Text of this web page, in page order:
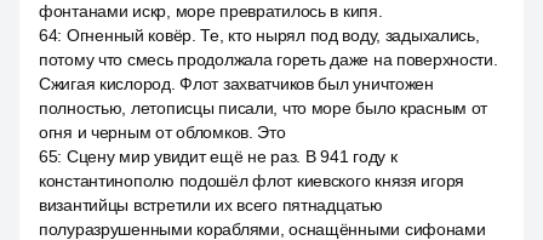
фонтанами искр, море превратилось в кипя.
64: Огненный ковёр. Те, кто нырял под воду, задыхались,
потому что смесь продолжала гореть даже на поверхности.
Сжигая кислород. Флот захватчиков был уничтожен
полностью, летописцы писали, что море было красным от
огня и черным от обломков. Это
65: Сцену мир увидит ещё не раз. В 941 году к
константинополю подошёл флот киевского князя игоря
византийцы встретили их всего пятнадцатью
полуразрушенными кораблями, оснащёнными сифонами